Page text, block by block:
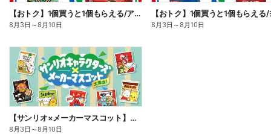
【おトク】1個買うと1個もらえる/アイス
8月3日 ～8月10日 8月3日 ～8月10日
【サンリオ×メーカーマスコット】オリジナルグッズ貰える!
8月3日 ～8月10日